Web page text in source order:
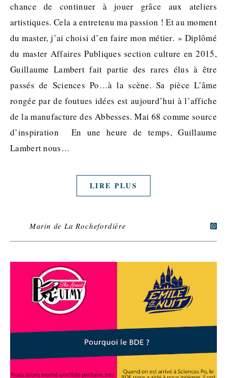
chance de continuer à jouer grâce aux ateliers
artistiques. Cela a entretenu ma passion ! Et au moment
du master, j’ai choisi d’en faire mon métier. » Diplômé
du master Affaires Publiques section culture en 2015,
Guillaume Lambert fait partie des rares élus à être
passés de Sciences Po…à la scène. Sa pièce L’âme
rongée par de foutues idées est aujourd’hui à l’affiche
de la manufacture des Abbesses. Mai 68 comme source
d’inspiration En une heure de temps, Guillaume
Lambert nous…
LIRE PLUS
Marin de La Rochefordière